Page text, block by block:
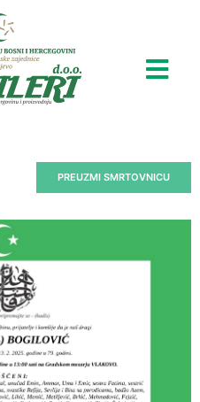
PREUZMI SMRTOVNICU